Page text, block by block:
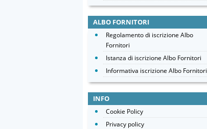
ALBO FORNITORI
Regolamento di iscrizione Albo
Fornitori
Istanza di iscrizione Albo Fornitori
Informativa iscrizione Albo Fornitori
INFO
Cookie Policy
Privacy policy